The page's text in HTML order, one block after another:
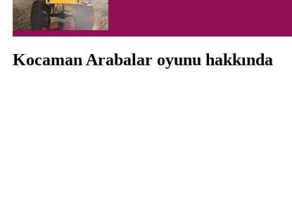
Kocaman Arabalar oyunu hakkında